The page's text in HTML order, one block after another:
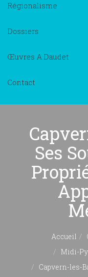
Régionalisme
Dossiers
Œuvres A.Daudet
Contact
Ses
Accueil
Midi-
Capvern-les-